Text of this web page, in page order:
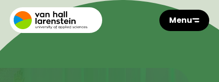
Menu